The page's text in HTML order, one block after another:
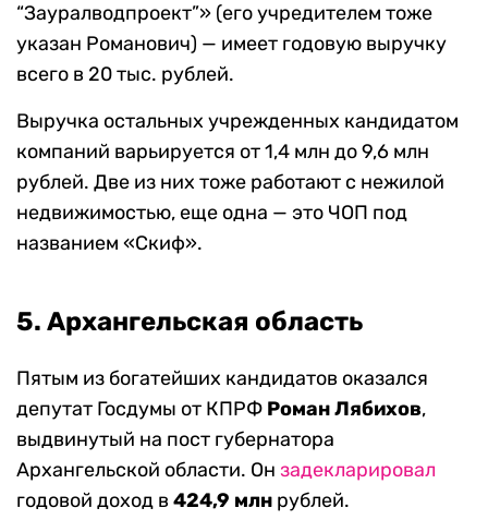
“Зауралводпроект”» (его учредителем тоже
указан Романович) — имеет годовую выручку
всего в 20 тыс. рублей.
Выручка остальных учрежденных кандидатом
компаний варьируется от 1,4 млн до 9,6 млн
рублей. Две из них тоже работают с нежилой
недвижимостью, еще одна — это ЧОП под
названием «Скиф».
5. Архангельская область
Пятым из богатейших кандидатов оказался
депутат Госдумы от КПРФ Роман Лябихов,
выдвинутый на пост губернатора
Архангельской области. Он задекларировал
годовой доход в 424,9 млн рублей.